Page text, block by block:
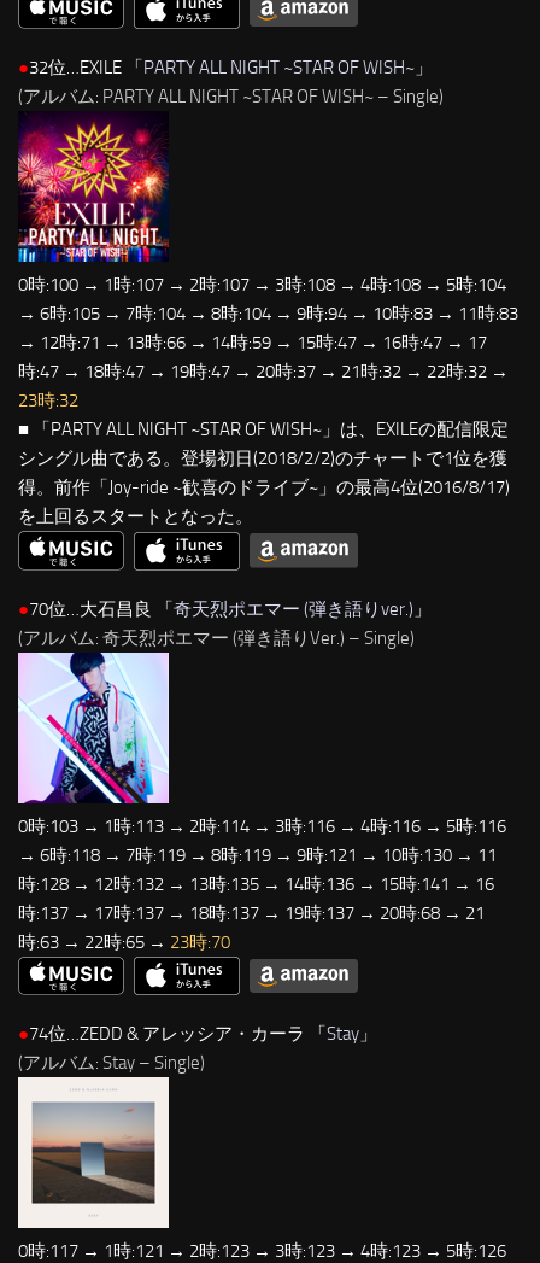
●32位…EXILE 「 PARTY ALL NIGHT ~STAR OF WISH~ 」
(アルバム: PARTY ALL NIGHT ~STAR OF WISH~ – Single)
0時:100 → 1時:107 → 2時:107 → 3時:108 → 4時:108 → 5時:104
→ 6時:105 → 7時:104 → 8時:104 → 9時:94 → 10時:83 → 11時:83
→ 12時:71 → 13時:66 → 14時:59 → 15時:47 → 16時:47 → 17
時:47 → 18時:47 → 19時:47 → 20時:37 → 21時:32 → 22時:32 →
23時:32
■ 「PARTY ALL NIGHT ~STAR OF WISH~」は、EXILEの配信限定
シングル曲である。登場初日(2018/2/2)のチャートで1位を獲
得。前作「Joy-ride ~歓喜のドライブ~」の最高4位(2016/8/17)
を上回るスタートとなった。
●70位…大石昌良 「奇天烈ポエマー (弾き語りver.) 」
(アルバム: 奇天烈ポエマー (弾き語りVer.) – Single)
0時:103 → 1時:113 → 2時:114 → 3時:116 → 4時:116 → 5時:116
→ 6時:118 → 7時:119 → 8時:119 → 9時:121 → 10時:130 → 11
時:128 → 12時:132 → 13時:135 → 14時:136 → 15時:141 → 16
時:137 → 17時:137 → 18時:137 → 19時:137 → 20時:68 → 21
時:63 → 22時:65 → 23時:70
●74位…ZEDD & アレッシア・カーラ 「Stay 」
(アルバム: Stay – Single)
0時:117 → 1時:121 → 2時:123 → 3時:123 → 4時:123 → 5時:126